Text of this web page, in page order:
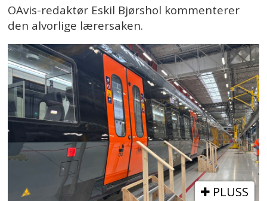
OAvis-redaktør Eskil Bjørshol kommenterer
den alvorlige lærersaken.
PLUSS